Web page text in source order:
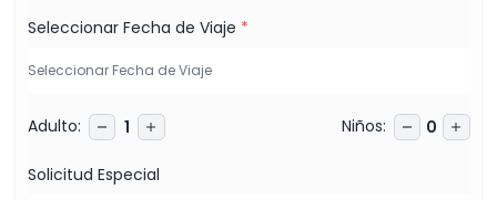
Seleccionar Fecha de Viaje *
Adulto: 1 Niños: 0
Solicitud Especial